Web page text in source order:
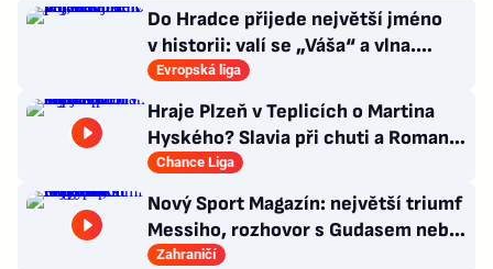
Do Hradce přijede největší jméno
v historii: valí se „Váša“ a vlna.
Policie v pohotovosti
Evropská liga
Hraje Plzeň v Teplicích o Martina
Hyského? Slavia při chuti a Roman
Macek proti svým…
Chance Liga
Nový Sport Magazín: největší triumf
Messiho, rozhovor s Gudasem nebo
plakát Pogačara
Zahraničí